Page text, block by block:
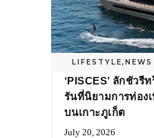
LIFESTYLE,
‘PISCES’ ลักชัวรี
รันที่นิยามการท่อง
บนเกาะภูเก็ต
July 20, 2026